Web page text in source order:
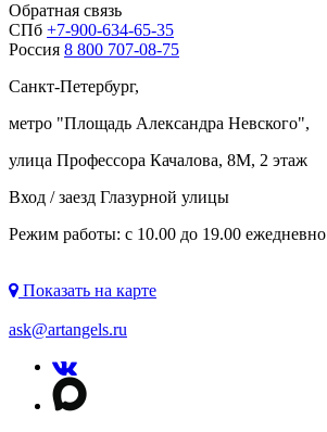
Обратная связь
СПб +7-900-634-65-35
Россия 8 800 707-08-75
Санкт-Петербург,
метро "Площадь Александра Невского",
улица Профессора Качалова, 8М, 2 этаж
Вход / заезд Глазурной улицы
Режим работы: с 10.00 до 19.00 ежедневно
Показать на карте
ask@artangels.ru